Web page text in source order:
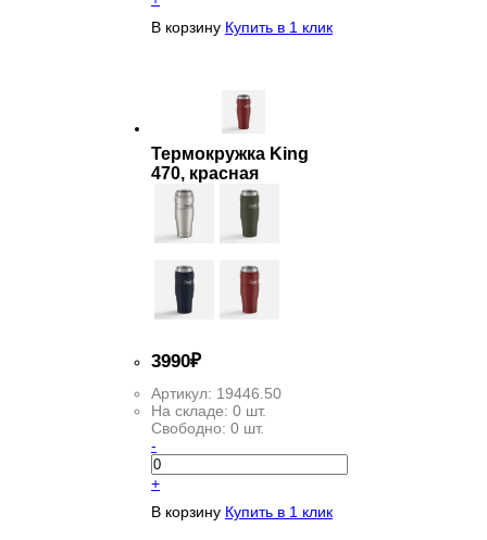
В корзину Купить в 1 клик
Термокружка King
470, красная
3990₽
Артикул: 19446.50
На складе: 0 шт.
Свободно: 0 шт.
-
+
В корзину Купить в 1 клик